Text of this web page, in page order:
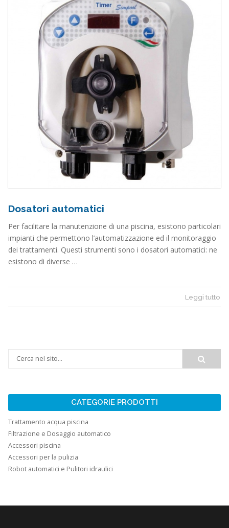
Dosatori automatici
Per facilitare la manutenzione di una piscina, esistono particolari
impianti che permettono l’automatizzazione ed il monitoraggio
dei trattamenti. Questi strumenti sono i dosatori automatici: ne
esistono di diverse …
Leggi tutto
CATEGORIE PRODOTTI
Trattamento acqua piscina
Filtrazione e Dosaggio automatico
Accessori piscina
Accessori per la pulizia
Robot automatici e Pulitori idraulici